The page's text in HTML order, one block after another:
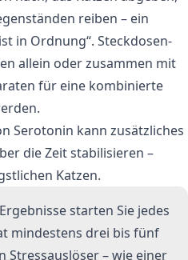
reiben – ein
in Ordnung“. Steckdosen-
allein oder zusammen mit
für eine kombinierte
Serotonin kann zusätzliches
die Zeit stabilisieren –
Katzen.
starten Sie jedes
mindestens drei bis fünf
Stressauslöser – wie einer